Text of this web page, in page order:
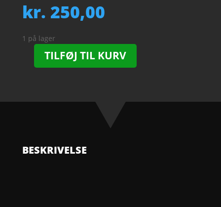
kr. 250,00
1 på lager
OMEGATILFØJ TIL KURV
BESKRIVELSE